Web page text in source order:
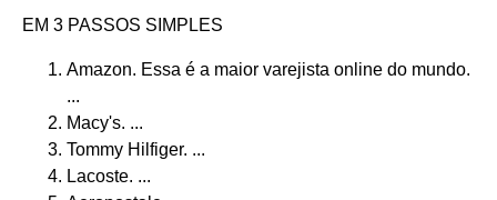
EM 3 PASSOS SIMPLES
Amazon. Essa é a maior varejista online do mundo.
...
Macy's. ...
Tommy Hilfiger. ...
Lacoste. ...